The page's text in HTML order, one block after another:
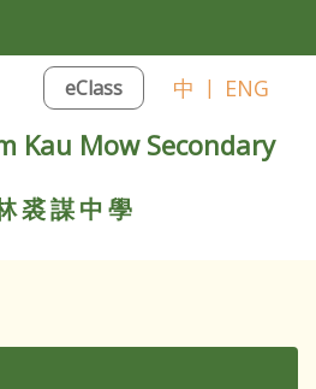
eClass 中 | ENG
Kau Mow Secondary
裘謀中學